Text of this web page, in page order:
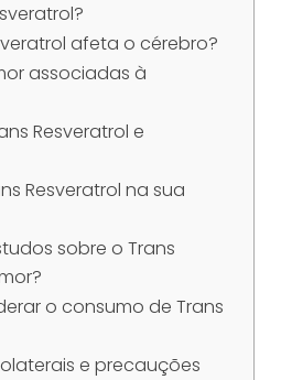
afeta o cérebro?
associadas à
Resveratrol e
Resveratrol na sua
sobre o Trans
o consumo de Trans
e precauções